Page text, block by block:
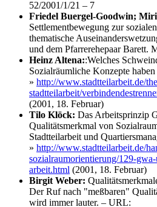
52/2001/1/21 – 7
Friedel Buergel-Goodwin;
Settlementbewegung zur
thematische
und dem Pfarrerehepaar Barett.
Heinz Altena::Welches
Sozialräumliche Konzepte
» http://www.stadtteilarbeit.de/
stadtteilarbeit/
(2001, 18. Februar)
Tilo Klöck: Das Arbeitsprinzip
Qualitätsmerkmal von
Stadtteilarbeit und
» http://www.stadtteilarbeit.de/
sozialraumorientierung/129-
arbeit.html (2001, 18. Februar)
Birgit Weber:
Der Ruf nach "meßbaren"
wird immer lauter. – URL: